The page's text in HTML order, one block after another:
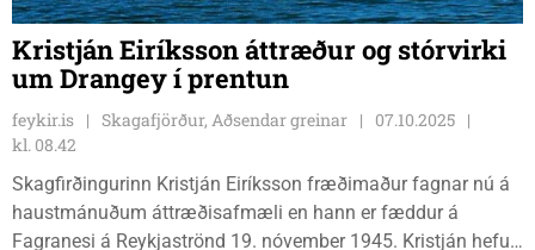
Kristján Eiríksson áttræður og stórvirki
um Drangey í prentun
feykir.is Skagafjörður, Aðsendar greinar
07.10.2025
kl. 08.42
Skagfirðingurinn Kristján Eiríksson fræðimaður fagnar nú á
haustmánuðum áttræðisafmæli en hann er fæddur á
Fagranesi á Reykjaströnd 19. nóvember 1945. Kristján hefur